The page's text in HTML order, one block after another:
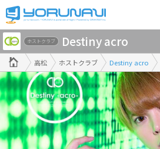
香
川
県
版
高松 ホストクラブ Destiny acro
ホストクラブ Destiny acro